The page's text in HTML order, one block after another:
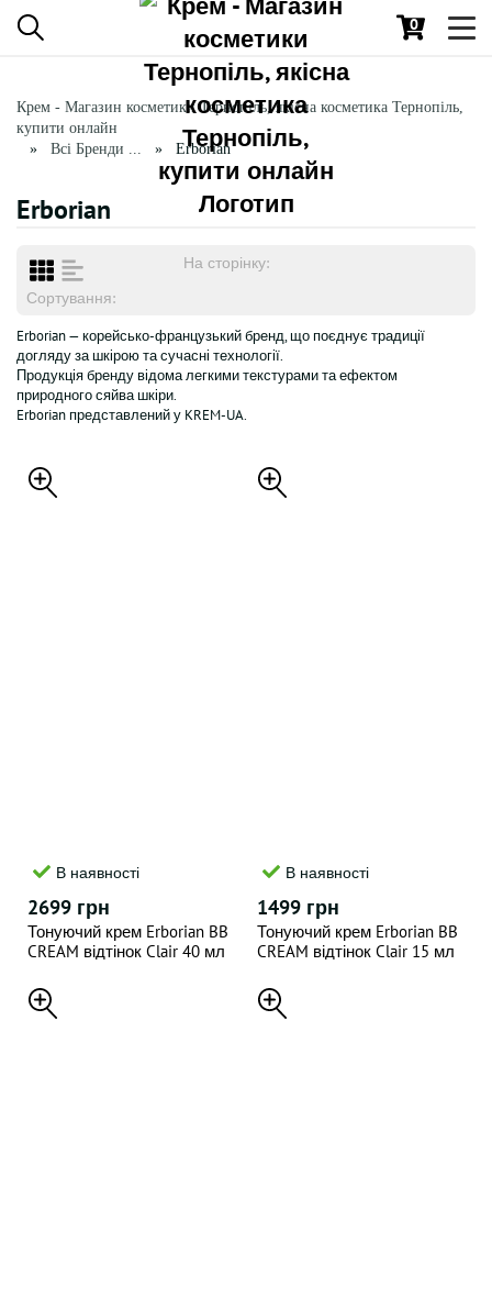
0
Крем - Магазин косметики Тернопіль, якісна косметика Тернопіль,
купити онлайн
Всі Бренди ...
Erborian
Erborian
На сторінку:
Сортування:
Erborian — корейсько-французький бренд, що поєднує традиції
догляду за шкірою та сучасні технології.
Продукція бренду відома легкими текстурами та ефектом
природного сяйва шкіри.
Erborian представлений у KREM-UA.
В наявності
2699 грн
Тонуючий крем Erborian BB
CREAM відтінок Clair 40 мл
В наявності
1499 грн
Тонуючий крем Erborian BB
CREAM відтінок Clair 15 мл